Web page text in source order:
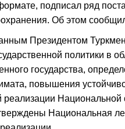
подписал ряд
Об этом
Президентом
политики в
государства,
повышения
Национальной
Национальная